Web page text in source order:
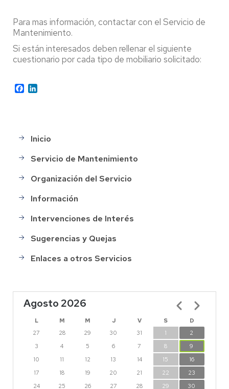
Para mas información, contactar con el Servicio de
Mantenimiento.
Si están interesados deben rellenar el siguiente
cuestionario por cada tipo de mobiliario solicitado:
Facebook
Main
menu
Inicio
Servicio de Mantenimiento
Organización del Servicio
Información
Intervenciones de Interés
Sugerencias y Quejas
Enlaces a otros Servicios
Agosto 2026
L M M J V S
D
27
28 29 30 31 1
2
3
4 5 6 7 8
9
10
11 12 13 14 15
16
17
18 19 20 21 22
23
24
25 26 27 28 29 30
Paginación